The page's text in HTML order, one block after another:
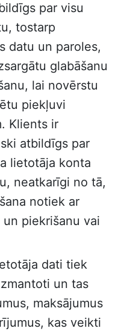
par visu
tostarp
datu un paroles,
glabāšanu
lai novērstu
piekļuvi
Klients ir
atbildīgs par
lietotāja konta
neatkarīgi no tā,
notiek ar
piekrišanu vai
dati tiek
un tas
maksājumus
kas veikti